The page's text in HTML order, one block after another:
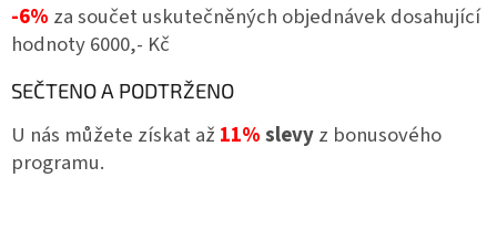
-6% za součet uskutečněných objednávek dosahující
hodnoty 6000,- Kč
SEČTENO A PODTRŽENO
U nás můžete získat až 11%slevyz bonusového
programu.